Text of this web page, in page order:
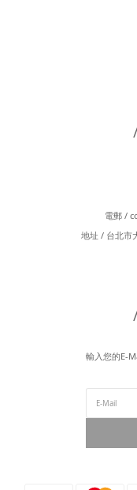
電郵 /
地址 / 台北市
輸入您的E-